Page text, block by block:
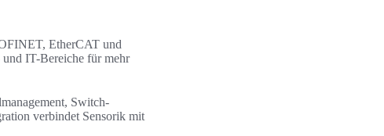
EtherCAT und
und IT-Bereiche für mehr
Switch-
verbindet Sensorik mit